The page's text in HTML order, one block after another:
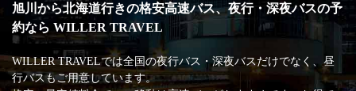
旭川から北海道行きの格安高速バス、夜行・深夜バスの予
約なら WILLER TRAVEL
WILLER TRAVELでは全国の夜行バス・深夜バスだけでなく、昼
行バスもご用意しています。